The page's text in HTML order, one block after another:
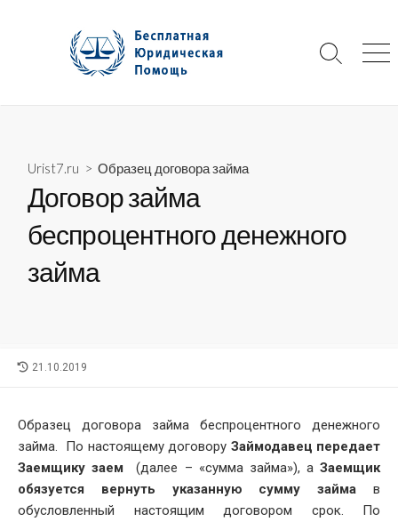
Search
Urist7.ru > Образец договора займа
Договор займа
беспроцентного денежного
займа
LAST
21.10.2019
Образец договора займа беспроцентного денежного
займа. По настоящему договору Займодавец передает
Заемщику заем
(далее – «сумма займа»), а Заемщик
обязуется вернуть указанную сумму займа в
обусловленный настоящим договором срок. По